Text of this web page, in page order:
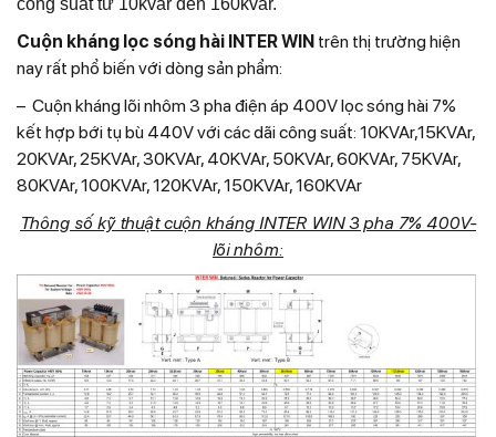
công suất từ 10kvar đến 160kvar.
Cuộn kháng lọc sóng hài INTER WIN trên thị trường hiện
nay rất phổ biến với dòng sản phẩm:
– Cuộn kháng lõi nhôm 3 pha điện áp 400V lọc sóng hài 7%
kết hợp bới tụ bù 440V với các dãi công suất: 10KVAr,15KVAr,
20KVAr, 25KVAr, 30KVAr, 40KVAr, 50KVAr, 60KVAr, 75KVAr,
80KVAr, 100KVAr, 120KVAr, 150KVAr, 160KVAr
Thông số kỹ thuật cuộn kháng INTER WIN 3 pha 7% 400V-
lõi nhôm: